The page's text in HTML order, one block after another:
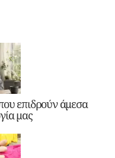
επιδρούν άμεσα
μας